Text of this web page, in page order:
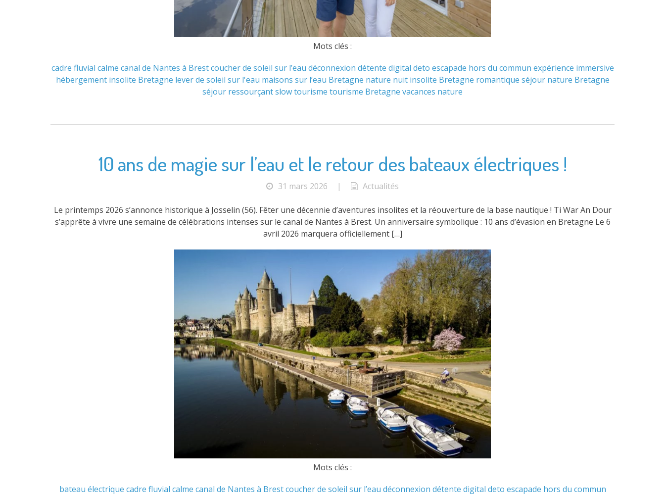
Mots clés :
cadre fluvial calme canal de Nantes à Brest coucher de soleil sur l’eau déconnexion détente digital deto escapade hors du commun expérience immersive
hébergement insolite Bretagne lever de soleil sur l'eau maisons sur l’eau Bretagne nature nuit insolite Bretagne romantique séjour nature Bretagne
séjour ressourçantslow tourisme tourisme Bretagne vacances nature
10 ans de magie sur l’eau et le retour des bateaux électriques !
31 mars 2026 | Actualités
Le printemps 2026 s’annonce historique à Josselin (56). Fêter une décennie d’aventures insolites et la réouverture de la base nautique ! Ti War An Dour
s’apprête à vivre une semaine de célébrations intenses sur le canal de Nantes à Brest. Un anniversaire symbolique : 10 ans d’évasion en Bretagne Le 6
avril 2026 marquera officiellement […]
Mots clés :
bateau électrique cadre fluvial calme canal de Nantes à Brest coucher de soleil sur l’eau déconnexion détente digital deto escapade hors du commun